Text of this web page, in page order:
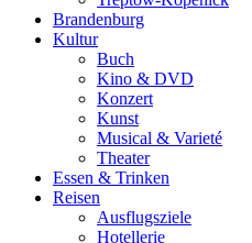
Brandenburg
Kultur
Buch
Kino & DVD
Konzert
Kunst
Musical & Varieté
Theater
Essen & Trinken
Reisen
Ausflugsziele
Hotellerie